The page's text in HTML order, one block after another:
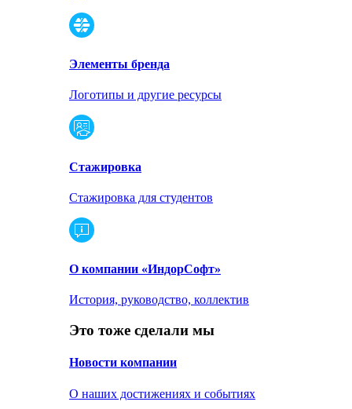
Элементы бренда
Логотипы и другие ресурсы
Стажировка
Стажировка для студентов
О компании «ИндорСофт»
История, руководство, коллектив
Это тоже сделали мы
Новости компании
О наших достижениях и событиях